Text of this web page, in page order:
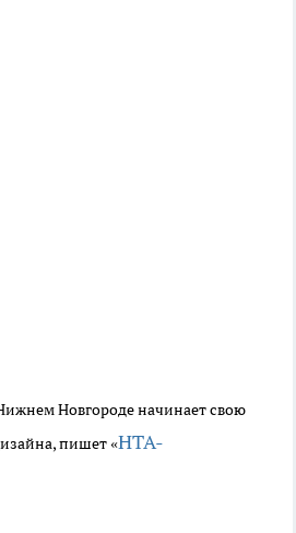
Новгороде начинает свою
пишет «НТА-